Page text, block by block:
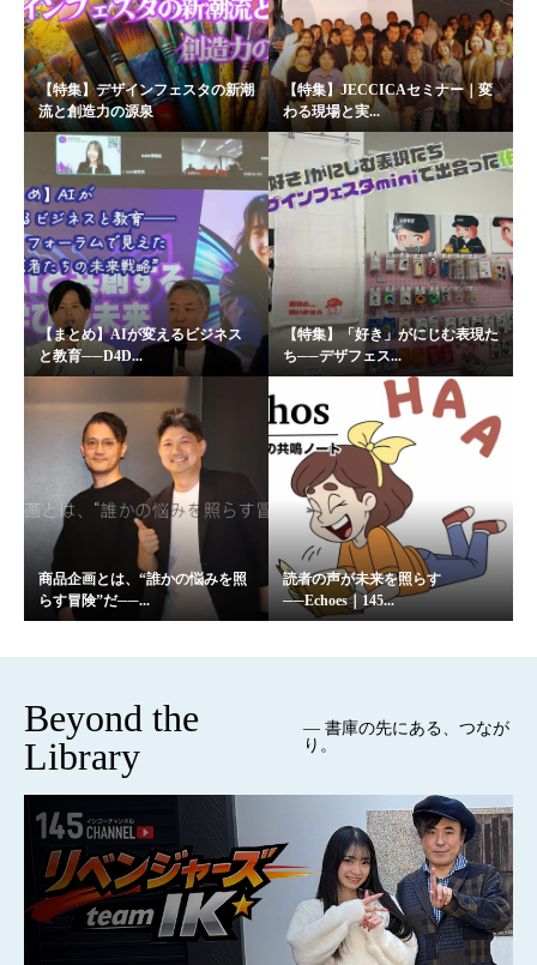
【特集】デザインフェスタの新潮
流と創造力の源泉
【特集】JECCICAセミナー｜変
わる現場と実...
【まとめ】AIが変えるビジネス
と教育──D4D...
【特集】「好き」がにじむ表現た
ち──デザフェス...
商品企画とは、“誰かの悩みを照
らす冒険”だ──...
読者の声が未来を照らす
──Echoes｜145...
Beyond the
Library
— 書庫の先にある、つなが
り。